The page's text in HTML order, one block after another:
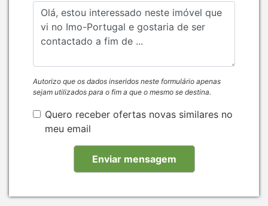
Autorizo que os dados inseridos neste formulário apenas
sejam utilizados para o fim a que o mesmo se destina.
Quero receber ofertas novas similares no
meu email